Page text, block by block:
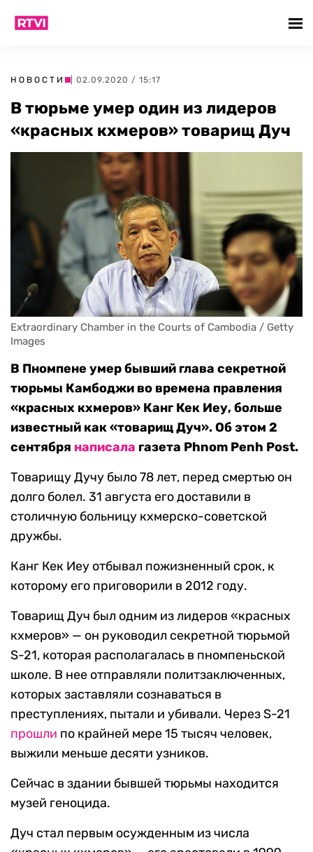
НОВОСТИ | 02.09.2020 / 15:17
В тюрьме умер один из лидеров
«красных кхмеров» товарищ Дуч
Extraordinary Chamber in the Courts of Cambodia / Getty
Images
В Пномпене умер бывший глава секретной
тюрьмы Камбоджи во времена правления
«красных кхмеров» Канг Кек Иеу, больше
известный как «товарищ Дуч». Об этом 2
сентября написала газета Phnom Penh Post.
Товарищу Дучу было 78 лет, перед смертью он
долго болел. 31 августа его доставили в
столичную больницу кхмерско-советской
дружбы.
Канг Кек Иеу отбывал пожизненный срок, к
которому его приговорили в 2012 году.
Товарищ Дуч был одним из лидеров «красных
кхмеров» — он руководил секретной тюрьмой
S-21, которая располагалась в пномпеньской
школе. В нее отправляли политзаключенных,
которых заставляли сознаваться в
преступлениях, пытали и убивали. Через S-21
прошли по крайней мере 15 тысяч человек,
выжили меньше десяти узников.
Сейчас в здании бывшей тюрьмы находится
музей геноцида.
Дуч стал первым осужденным из числа